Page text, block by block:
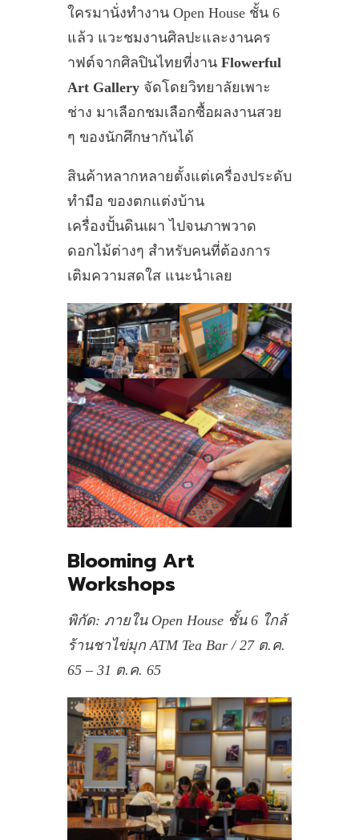
ใครมานั่งทำงาน Open House ชั้น 6
แล้ว แวะชมงานศิลปะและงานคร
าฟต์จากศิลปินไทยที่งาน Flowerful
Art Gallery จัดโดยวิทยาลัยเพาะ
ช่าง มาเลือกชมเลือกซื้อผลงานสวย
ๆ ของนักศึกษากันได้
สินค้าหลากหลายตั้งแต่เครื่องประดับ
ทำมือ ของตกแต่งบ้าน
เครื่องปั้นดินเผา ไปจนภาพวาด
ดอกไม้ต่างๆ สำหรับคนที่ต้องการ
เติมความสดใส แนะนำเลย
Blooming Art
Workshops
พิกัด: ภายใน Open House ชั้น 6 ใกล้
ร้านชาไข่มุก ATM Tea Bar / 27 ต.ค.
65 – 31 ต.ค. 65